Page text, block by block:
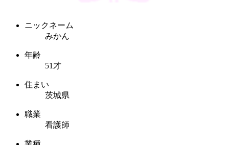
ニックネーム
みかん
年齢
51才
住まい
茨城県
職業
看護師